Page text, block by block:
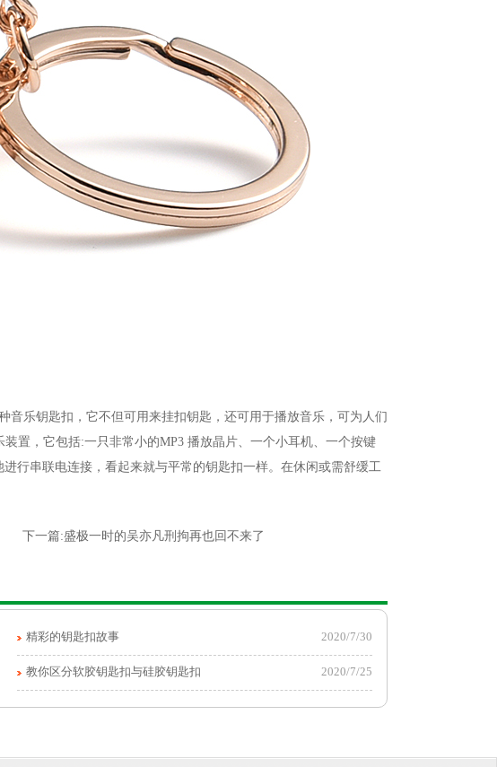
乐钥匙扣，它不但可用来挂扣钥匙，还可用于播放音乐，可为人们
置，它包括:一只非常小的MP3 播放晶片、一个小耳机、一个按键
行串联电连接，看起来就与平常的钥匙扣一样。在休闲或需舒缓工
一篇:盛极一时的吴亦凡刑拘再也回不来了
精彩的钥匙扣故事 2020/7/30
教你区分软胶钥匙扣与硅胶钥匙扣 2020/7/25